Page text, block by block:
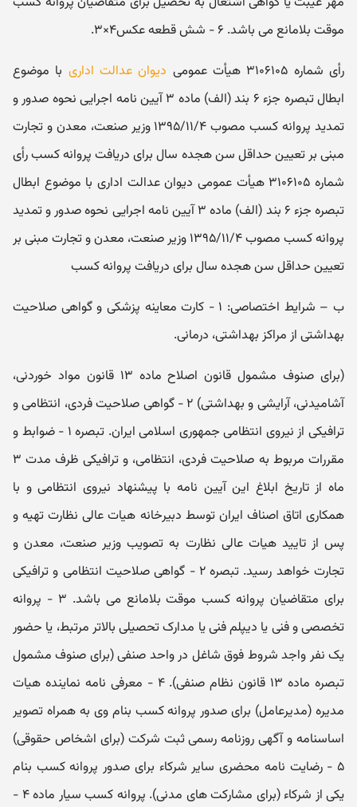
موقت بلامانع می باشد. ۶ - شش قطعه عکس۴×۳.
رأی شماره ۳۱۰۶۱۰۵ هیأت عمومی دیوان عدالت اداری با موضوع
ابطال تبصره جزء ۶ بند (الف) ماده ۳ آیین نامه اجرایی نحوه صدور و
تمدید پروانه کسب مصوب ۱۳۹۵/۱۱/۴ وزیر صنعت، معدن و تجارت
مبنی بر تعیین حداقل سن هجده سال برای دریافت پروانه کسب رأی
شماره ۳۱۰۶۱۰۵ هیأت عمومی دیوان عدالت اداری با موضوع ابطال
تبصره جزء ۶ بند (الف) ماده ۳ آیین نامه اجرایی نحوه صدور و تمدید
پروانه کسب مصوب ۱۳۹۵/۱۱/۴ وزیر صنعت، معدن و تجارت مبنی بر
تعیین حداقل سن هجده سال برای دریافت پروانه کسب
ب – شرایط اختصاصی: ۱ - کارت معاینه پزشکی و گواهی صلاحیت
بهداشتی از مراکز بهداشتی، درمانی.
(برای صنوف مشمول قانون اصلاح ماده ۱۳ قانون مواد خوردنی،
آشامیدنی، آرایشی و بهداشتی) ۲ - گواهی صلاحیت فردی، انتظامی و
ترافیکی از نیروی انتظامی جمهوری اسلامی ایران. تبصره ۱ - ضوابط و
مقررات مربوط به صلاحیت فردی، انتظامی، و ترافیکی ظرف مدت ۳
ماه از تاریخ ابلاغ این آیین نامه با پیشنهاد نیروی انتظامی و با
همکاری اتاق اصناف ایران توسط دبیرخانه هیات عالی نظارت تهیه و
پس از تایید هیات عالی نظارت به تصویب وزیر صنعت، معدن و
تجارت خواهد رسید. تبصره ۲ - گواهی صلاحیت انتظامی و ترافیکی
برای متقاضیان پروانه کسب موقت بلامانع می باشد. ۳ - پروانه
تخصصی و فنی یا دیپلم فنی یا مدارک تحصیلی بالاتر مرتبط، یا حضور
یک نفر واجد شروط فوق شاغل در واحد صنفی (برای صنوف مشمول
تبصره ماده ۱۳ قانون نظام صنفی). ۴ - معرفی نامه نماینده هیات
مدیره (مدیرعامل) برای صدور پروانه کسب بنام وی به همراه تصویر
اساسنامه و آگهی روزنامه رسمی ثبت شرکت (برای اشخاص حقوقی)
۵ - رضایت ‏نامه محضری سایر شرکاء برای صدور پروانه کسب بنام
یکی از شرکاء (برای مشارکت ‏های مدنی). پروانه کسب سیار ماده ۴ -